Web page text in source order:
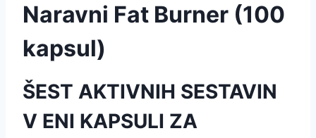
Naravni Fat Burner (100
kapsul)
ŠEST AKTIVNIH SESTAVIN
V ENI KAPSULI ZA